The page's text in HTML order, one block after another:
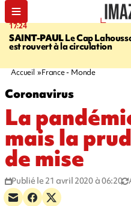
17:24
SAINT-PAULLe Cap
est rouvert à la circulation
Accueil France - Monde
Coronavirus
La
mais la
de mise
Publié le 21 avril 2020 à 06:20